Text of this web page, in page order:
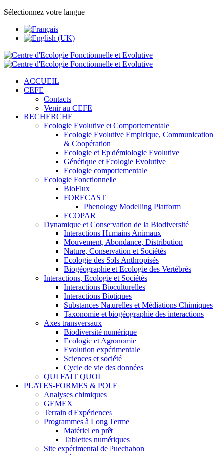
Sélectionnez votre langue
ACCUEIL
CEFE
Contacts
Venir au CEFE
RECHERCHE
Ecologie Evolutive et Comportementale
Ecologie Evolutive Empirique, Communication
& Coopération
Ecologie et Epidémiologie Evolutive
Génétique et Ecologie Evolutive
Ecologie comportementale
Ecologie Fonctionnelle
BioFlux
FORECAST
Phenology Modelling Platform
ECOPAR
Dynamique et Conservation de la Biodiversité
Interactions Humains Animaux
Mouvement, Abondance, Distribution
Nature, Conservation et Sociétés
Ecologie des Sols Anthropisés
Biogéographie et Ecologie des Vertébrés
Interactions, Ecologie et Sociétés
Interactions Bioculturelles
Interactions Biotiques
Substances Naturelles et Médiations Chimiques
Taxonomie et biogéographie des interactions
Axes transversaux
Biodiversité numérique
Ecologie et Agronomie
Evolution expérimentale
Sciences et société
Cycle de vie des données
QUI FAIT QUOI
PLATES-FORMES & POLE
Analyses chimiques
GEMEX
Terrain d'Expériences
Programmes à Long Terme
Matériel en prêt
Tablettes numériques
Site expérimental de Puechabon